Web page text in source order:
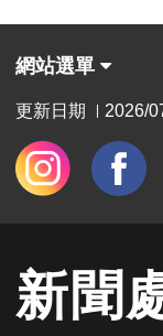
網站選單
更新日期 2026/
新聞